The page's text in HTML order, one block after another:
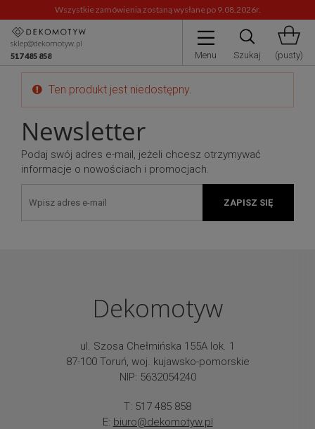
Wszystkie zamówienia zostaną wysłane po 9.08.2026r.
Menu Szukaj (pusty)
sklep@dekomotyw.pl
517 485 858
Ten produkt jest niedostępny.
Newsletter
Podaj swój adres e-mail, jeżeli chcesz otrzymywać
informacje o nowościach i promocjach.
ZAPISZ SIĘ
Dekomotyw
ul. Szosa Chełmińska 155A lok. 1
87-100 Toruń, woj. kujawsko-pomorskie
NIP: 5632054240
T: 517 485 858
E: biuro@dekomotyw.pl